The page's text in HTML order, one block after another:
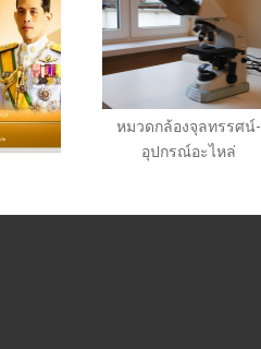
หมวดกล้องจุลทรรศน์-
อุปกรณ์อะไหล่